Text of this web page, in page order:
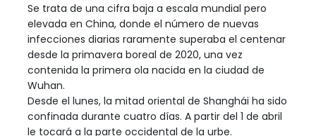
Se trata de una cifra baja a escala mundial pero
elevada en China, donde el número de nuevas
infecciones diarias raramente superaba el centenar
desde la primavera boreal de 2020, una vez
contenida la primera ola nacida en la ciudad de
Wuhan.
Desde el lunes, la mitad oriental de Shanghái ha sido
confinada durante cuatro días. A partir del 1 de abril
le tocará a la parte occidental de la urbe.